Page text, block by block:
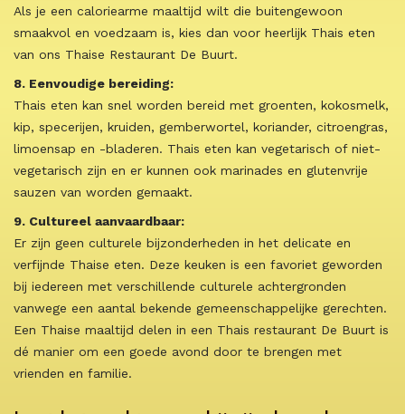
Als je een caloriearme maaltijd wilt die buitengewoon
smaakvol en voedzaam is, kies dan voor heerlijk Thais eten
van ons Thaise Restaurant De Buurt.
8. Eenvoudige bereiding:
Thais eten kan snel worden bereid met groenten, kokosmelk,
kip, specerijen, kruiden, gemberwortel, koriander, citroengras,
limoensap en -bladeren. Thais eten kan vegetarisch of niet-
vegetarisch zijn en er kunnen ook marinades en glutenvrije
sauzen van worden gemaakt.
9. Cultureel aanvaardbaar:
Er zijn geen culturele bijzonderheden in het delicate en
verfijnde Thaise eten. Deze keuken is een favoriet geworden
bij iedereen met verschillende culturele achtergronden
vanwege een aantal bekende gemeenschappelijke gerechten.
Een Thaise maaltijd delen in een Thais restaurant De Buurt is
dé manier om een goede avond door te brengen met
vrienden en familie.